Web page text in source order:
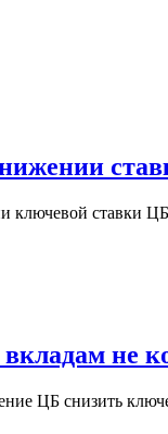
ключевой ставки
не
ЦБ снизить